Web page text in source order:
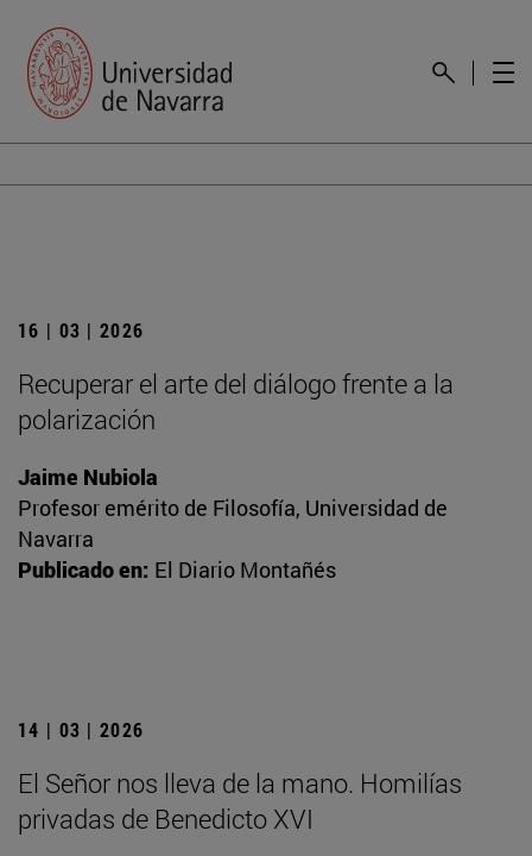
16 | 03 | 2026
Recuperar el arte del diálogo frente a la
polarización
Jaime Nubiola
Profesor emérito de Filosofía, Universidad de
Navarra
Publicado en: El Diario Montañés
14 | 03 | 2026
El Señor nos lleva de la mano. Homilías
privadas de Benedicto XVI